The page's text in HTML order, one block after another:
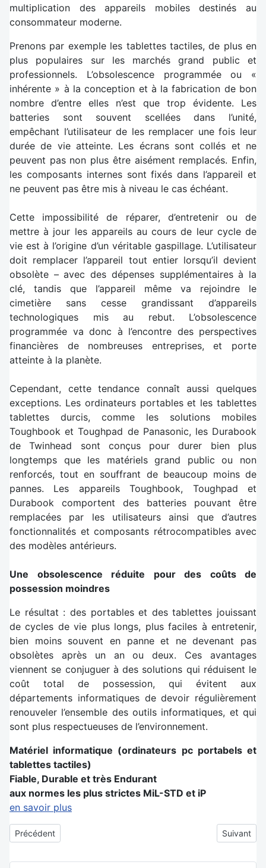
multiplication des appareils mobiles destinés au
consommateur moderne.
Prenons par exemple les tablettes tactiles, de plus en
plus populaires sur les marchés grand public et
professionnels. L’obsolescence programmée ou «
inhérente » à la conception et à la fabrication de bon
nombre d’entre elles n’est que trop évidente. Les
batteries sont souvent scellées dans l’unité,
empêchant l’utilisateur de les remplacer une fois leur
durée de vie atteinte. Les écrans sont collés et ne
peuvent pas non plus être aisément remplacés. Enfin,
les composants internes sont fixés dans l’appareil et
ne peuvent pas être mis à niveau le cas échéant.
Cette impossibilité de réparer, d’entretenir ou de
mettre à jour les appareils au cours de leur cycle de
vie est à l’origine d’un véritable gaspillage. L’utilisateur
doit remplacer l’appareil tout entier lorsqu’il devient
obsolète – avec des dépenses supplémentaires à la
clé, tandis que l’appareil même va rejoindre le
cimetière sans cesse grandissant d’appareils
technologiques mis au rebut. L’obsolescence
programmée va donc à l’encontre des perspectives
financières de nombreuses entreprises, et porte
atteinte à la planète.
Cependant, cette tendance connaît aussi quelques
exceptions. Les ordinateurs portables et les tablettes
tablettes durcis, comme les solutions mobiles
Toughbook et Toughpad de Panasonic, les Durabook
de Twinhead sont conçus pour durer bien plus
longtemps que les matériels grand public ou non
renforcés, tout en souffrant de beaucoup moins de
pannes. Les appareils Toughbook, Toughpad et
Durabook comportent des batteries pouvant être
remplacées par les utilisateurs ainsi que d’autres
fonctionnalités et composants rétrocompatibles avec
des modèles antérieurs.
Une obsolescence réduite pour des coûts de
possession moindres
Le résultat : des portables et des tablettes jouissant
de cycles de vie plus longs, plus faciles à entretenir,
bien moins souvent en panne et ne devenant pas
obsolètes après un an ou deux. Ces avantages
viennent se conjuguer à des solutions qui réduisent le
coût total de possession, qui évitent aux
départements informatiques de devoir régulièrement
renouveler l’ensemble des outils informatiques, et qui
sont plus respectueuses de l’environnement.
Matériel informatique (ordinateurs pc portabels et
tablettes tactiles)
Fiable, Durable et très Endurant
aux normes les plus strictes MiL-STD et iP
en savoir plus
Article précédent : Windows XP est obsolète et Windows 7 Pro
Précédent Article
Suivant